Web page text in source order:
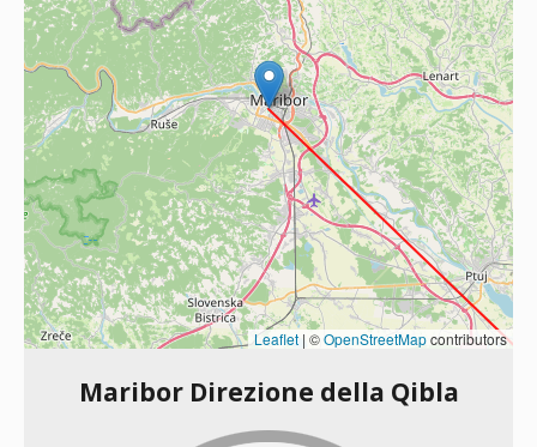
Leaflet | ©OpenStreetMapcontributors
Maribor Direzione della Qibla